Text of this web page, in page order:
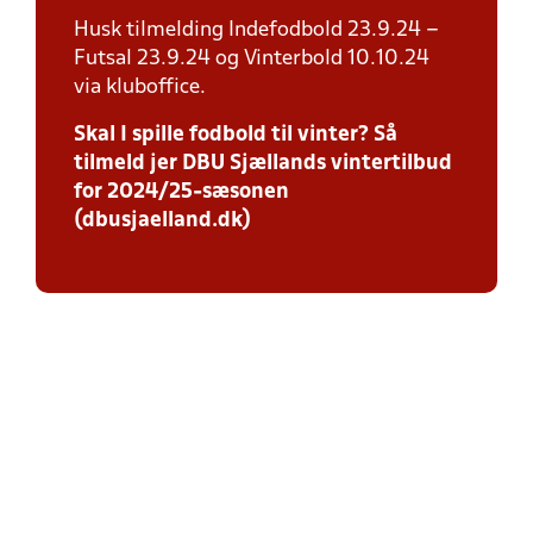
Husk tilmelding Indefodbold 23.9.24 –
Futsal 23.9.24 og Vinterbold 10.10.24
via kluboffice.
Skal I spille fodbold til vinter? Så
tilmeld jer DBU Sjællands vintertilbud
for 2024/25-sæsonen
(dbusjaelland.dk)